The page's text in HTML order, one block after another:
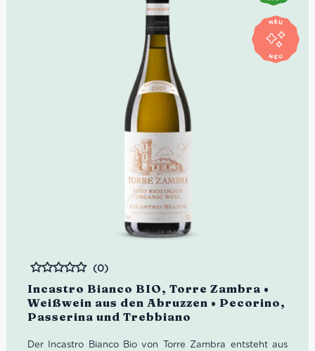
Incastro Bianco BIO, Torre Zambra •
Weißwein aus den Abruzzen • Pecorino,
Passerina und Trebbiano
Bewertet
(0)
Der Incastro Bianco Bio von Torre Zambra entsteht aus